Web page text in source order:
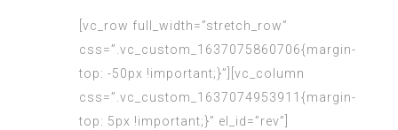
[vc_row full_width=”stretch_row”
css=”.vc_custom_1637075860706{margin-
top: -50px !important;}”][vc_column
css=”.vc_custom_1637074953911{margin-
top: 5px !important;}” el_id=”rev”]